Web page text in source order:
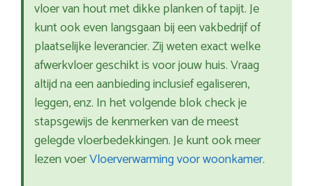
vloer van hout met dikke planken of tapijt. Je
kunt ook even langsgaan bij een vakbedrijf of
plaatselijke leverancier. Zij weten exact welke
afwerkvloer geschikt is voor jouw huis. Vraag
altijd na een aanbieding inclusief egaliseren,
leggen, enz. In het volgende blok check je
stapsgewijs de kenmerken van de meest
gelegde vloerbedekkingen. Je kunt ook meer
lezen voerVloerverwarming voor woonkamer.